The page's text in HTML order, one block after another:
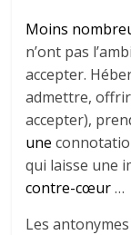
Moins
n’ont pas
accepter.
admettre,
accepter),
une
qui laisse une
contre-cœur…
Les